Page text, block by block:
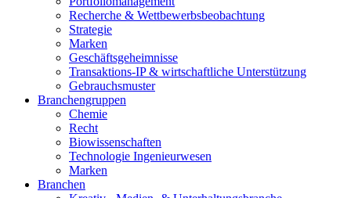
Recherche & Wettbewerbsbeobachtung
Strategie
Marken
Geschäftsgeheimnisse
Transaktions-IP & wirtschaftliche Unterstützung
Gebrauchsmuster
Branchengruppen
Chemie
Recht
Biowissenschaften
Technologie Ingenieurwesen
Marken
Branchen